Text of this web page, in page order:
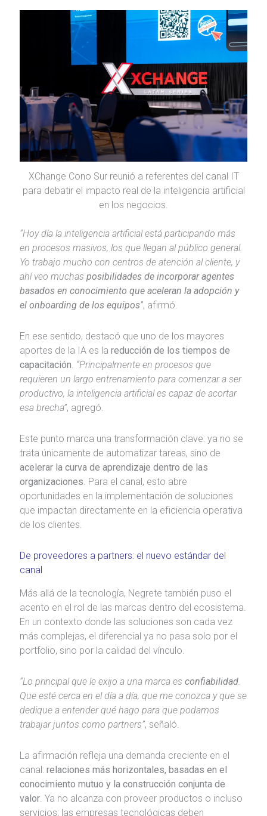
XChange Cono Sur reunió a referentes del canal IT
para debatir el impacto real de la inteligencia artificial
en los negocios.
“Hoy día la inteligencia artificial está participando más
en procesos masivos, los que llegan al público general.
Yo trabajo mucho con centros de atención al cliente, y
ahí veo muchas posibilidades de incorporar agentes
basados en conocimiento que aceleran la adopción y
el onboarding de los equipos”, afirmó.
En ese sentido, destacó que uno de los mayores
aportes de la IA es la reducción de los tiempos de
capacitación. “Principalmente en procesos que
requieren un largo entrenamiento para comenzar a ser
productivo, la inteligencia artificial es capaz de acortar
esa brecha”, agregó.
Este punto marca una transformación clave: ya no se
trata únicamente de automatizar tareas, sino de
acelerar la curva de aprendizaje dentro de las
organizaciones. Para el canal, esto abre
oportunidades en la implementación de soluciones
que impactan directamente en la eficiencia operativa
de los clientes.
De proveedores a partners: el nuevo estándar del
canal
Más allá de la tecnología, Negrete también puso el
acento en el rol de las marcas dentro del ecosistema.
En un contexto donde las soluciones son cada vez
más complejas, el diferencial ya no pasa solo por el
portfolio, sino por la calidad del vínculo.
“Lo principal que le exijo a una marca es confiabilidad.
Que esté cerca en el día a día, que me conozca y que se
dedique a entender qué hago para que podamos
trabajar juntos como partners”, señaló.
La afirmación refleja una demanda creciente en el
canal: relaciones más horizontales, basadas en el
conocimiento mutuo y la construcción conjunta de
valor. Ya no alcanza con proveer productos o incluso
servicios; las empresas tecnológicas deben